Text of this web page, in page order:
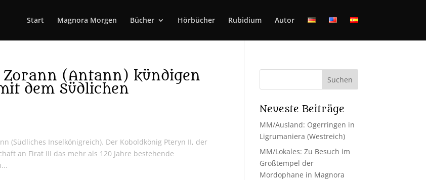
Start Magnora Morgen Bücher Hörbücher Rubidium Autor
Zorann (Antann) kündigen
dem Südlichen
(Südliches Inselkönigreich). Der Koboldkönig Pteryn II, der
an Firat III das mehr als 120 Jahre bestehende
Neueste Beiträge
MM/Ausland: Ogerringen in
Ligrumaniera (Westreich)
MM/Lokales: Zu Besuch im
Großtempel der
Mordophane in Magnora